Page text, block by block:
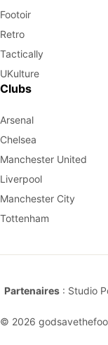
Footoir
Retro
Tactically
UKulture
Clubs
Arsenal
Chelsea
Manchester United
Liverpool
Manchester City
Tottenham
© 2026
Partenaires : Studio